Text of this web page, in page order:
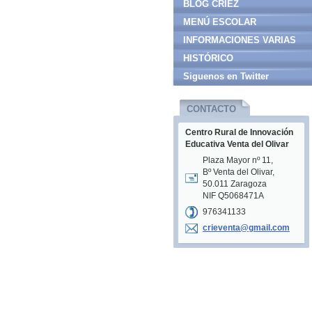
BLOG CRIEZ
MENÚ ESCOLAR
INFORMACIONES VARIAS
HISTÓRICO
Siguenos en Twitter
CONTACTO
Centro Rural de Innovación
Educativa Venta del Olivar
Plaza Mayor nº 11,
Bº Venta del Olivar,
50.011 Zaragoza
NIF Q5068471A
976341133
crieventa@gmail.com